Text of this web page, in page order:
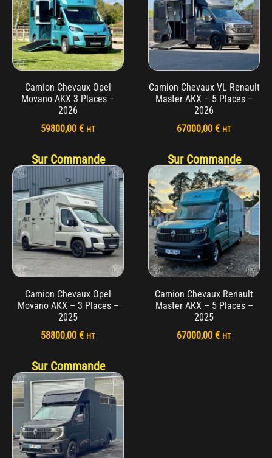
Camion Chevaux Opel
Movano AKX 3 Places –
2026
59800,00 € HT
Camion Chevaux VL Renault
Master AKX – 5 Places –
2026
67000,00 € HT
Camion Chevaux Opel
Movano AKX – 3 Places –
2025
58800,00 € HT
Sur Commande
Camion Chevaux Renault
Master AKX – 5 Places –
2025
67000,00 € HT
Sur Commande
Sur Commande